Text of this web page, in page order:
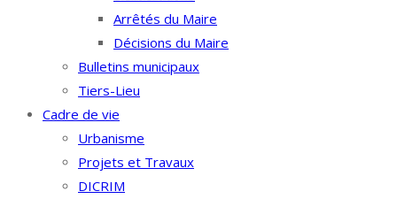
Arrêtés du Maire
Décisions du Maire
Bulletins municipaux
Tiers-Lieu
Cadre de vie
Urbanisme
Projets et Travaux
DICRIM